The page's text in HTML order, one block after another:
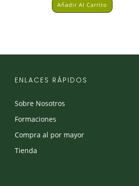
Añadir Al Carrito
ENLACES RÁPIDOS
Sobre Nosotros
Formaciones
Compra al por mayor
Tienda